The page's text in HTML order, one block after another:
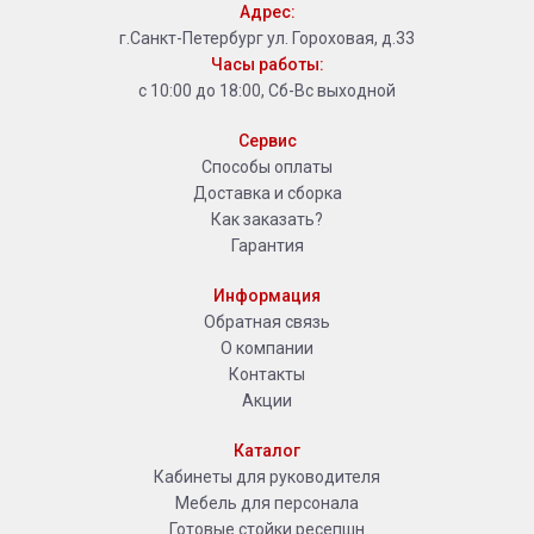
Адрес:
г.Санкт-Петербург ул. Гороховая, д.33
Часы работы:
с 10:00 до 18:00, Сб-Вс выходной
Сервис
Способы оплаты
Доставка и сборка
Как заказать?
Гарантия
Информация
Обратная связь
О компании
Контакты
Акции
Каталог
Кабинеты для руководителя
Мебель для персонала
Готовые стойки ресепшн